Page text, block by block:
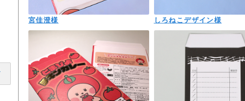
宮佳澄様 しろねこデザイン様